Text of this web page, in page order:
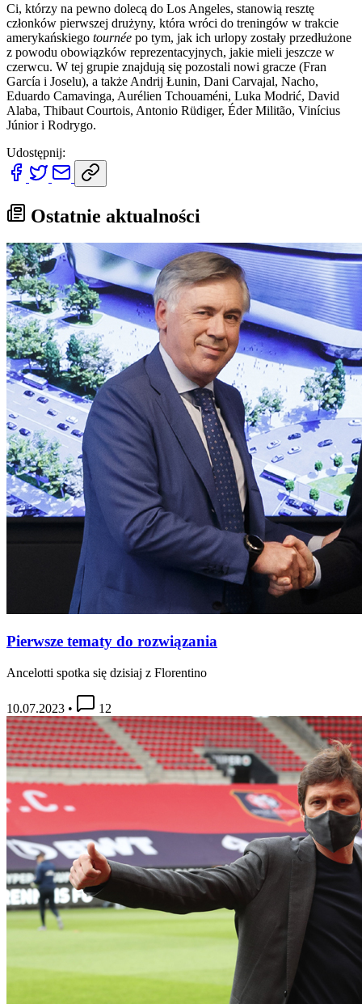
Ci, którzy na pewno dolecą do Los Angeles, stanowią resztę
członków pierwszej drużyny, która wróci do treningów w trakcie
amerykańskiego tournée po tym, jak ich urlopy zostały przedłużone
z powodu obowiązków reprezentacyjnych, jakie mieli jeszcze w
czerwcu. W tej grupie znajdują się pozostali nowi gracze (Fran
García i Joselu), a także Andrij Łunin, Dani Carvajal, Nacho,
Eduardo Camavinga, Aurélien Tchouaméni, Luka Modrić, David
Alaba, Thibaut Courtois, Antonio Rüdiger, Éder Militão, Vinícius
Júnior i Rodrygo.
Udostępnij:
Ostatnie aktualności
Pierwsze tematy do rozwiązania
Ancelotti spotka się dzisiaj z Florentino
10.07.2023 • 12